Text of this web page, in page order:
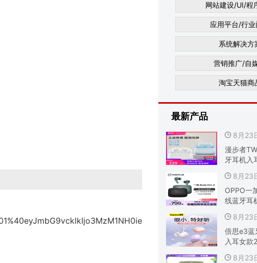
网站建设/UI/程
应用平台/行
系统解决方
营销推广/自
淘宝天猫商
最新产品
8月
漫步者
牙耳机入
8月
OPPO一
线蓝牙耳
8月
倍思e3蓝
入耳女款
8月